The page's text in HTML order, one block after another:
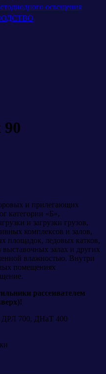
освещения
90
и прилегающих
категории «Б»,
и загрузки грузов,
комплексов и залов,
площадок, ледовых катков,
выставочных залах и других
влажностью. Внутри
помещениях
рассеивателем
ДРЛ 700, ДНаТ 400